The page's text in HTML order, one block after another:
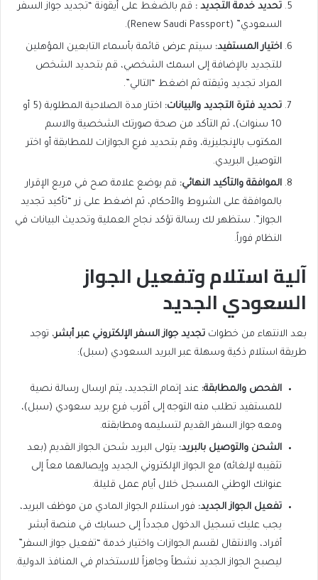
تحديد خدمة التجديد : قم بالضغط على أيقونة “تجديد جواز السفر
السعودي” (Renew Saudi Passport).
اختيار المستفيد: سيتم عرض قائمة بأسماء التابعين المؤهلين
للتجديد بالإضافة إلى اسمك الشخصي، قم بتحديد الشخص
المراد تجديد وثيقته ثم اضغط “التالي”.
تحديد فترة التجديد والبيانات:
اختار مدة الصلاحية المطلوبة (5 أو
10 سنوات)، ثم التأكد من صحة صورتك الشخصية والاسم
المكتوب بالإنجليزية، وقم بتحديد فرع الجوازات للمطابقة أو اختر
التوصيل البريدي.
الموافقة والتأكيد النهائي: قم بوضع علامة صح في مربع الإقرار
بالموافقة على الشروط والأحكام، ثم اضغط على زر “تأكيد تجديد
الجواز”. ستظهر لك رسالة تؤكد نجاح العملية وتحديث البيانات في
النظام فوراً.
آلية استلام وتفعيل الجواز
السعودي الجديد
بعد الانتهاء من خطوات تجديد جواز السفر الإلكتروني عبر أبشر، توجد
طريقة استلام ذكية وسهلة عبر البريد السعودي (سبل):
الفحص والمطابقة: عند إتمام التجديد، يتم ارسال رسالة نصية
للمستفيد تطلب منه التوجه إلى أقرب فرع بريد سعودي (سبل)،
ومعه جواز السفر القديم لتسليمه ومطابقته.
الشحن والتوصيل بالبريد: يتولى البريد شحن الجواز القديم (بعد
تثقيبه لإلغائه) مع الجواز الإلكتروني الجديد وإيصالهما معاً إلى
عنوانك الوطني المسجل خلال أيام عمل قليلة.
تفعيل الجواز الجديد: فور استلام الجواز المادي من موظف البريد،
يجب عليك تسجيل الدخول مجدداً إلى حسابك في منصة أبشر
أفراد، والانتقال لقسم الجوازات واختيار خدمة “تفعيل جواز السفر”
ليصبح الجواز الجديد نشطاً وجاهزاً للاستخدام في المنافذ الدولية.